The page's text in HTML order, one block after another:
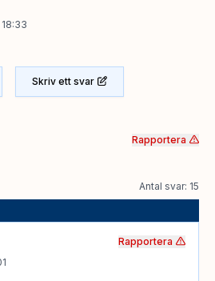
Skriv ett svar
Rapportera
Antal svar: 15
Rapportera